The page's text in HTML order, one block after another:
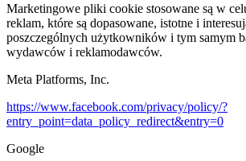
Marketingowe pliki cookie stosowane są w
reklam, które są dopasowane, istotne i
poszczególnych użytkowników i tym samym
wydawców i reklamodawców.
Meta Platforms, Inc.
https://www.facebook.com/privacy/policy/?
entry_point=data_policy_redirect&entry=0
Google